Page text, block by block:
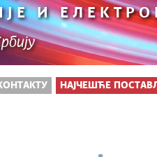
И
НАЈЧЕШЋЕ